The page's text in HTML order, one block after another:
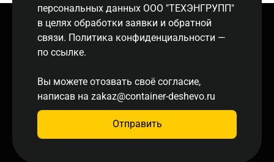
персональных данных ООО "ТЕХЭНГРУПП"
в целях обработки заявки и обратной
связи. Политика конфиденциальности —
по ссылке.
Вы можете отозвать своё согласие,
написав на zakaz@container-deshevo.ru
Отправить